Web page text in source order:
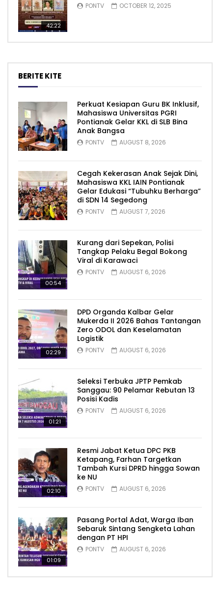
42:22
PONTV OCTOBER 12, 2025
BERITE KITE
Perkuat Kesiapan Guru BK Inklusif,
Mahasiswa Universitas PGRI
Pontianak Gelar KKL di SLB Bina
Anak Bangsa
PONTV AUGUST 8, 2026
Cegah Kekerasan Anak Sejak Dini,
Mahasiswa KKL IAIN Pontianak
Gelar Edukasi “Tubuhku Berharga”
di SDN 14 Segedong
PONTV AUGUST 7, 2026
00:54
Kurang dari Sepekan, Polisi
Tangkap Pelaku Begal Bokong
Viral di Karawaci
PONTV AUGUST 6, 2026
02:29
DPD Organda Kalbar Gelar
Mukerda II 2026 Bahas Tantangan
Zero ODOL dan Keselamatan
Logistik
PONTV AUGUST 6, 2026
01:21
Seleksi Terbuka JPTP Pemkab
Sanggau: 90 Pelamar Rebutan 13
Posisi Kadis
PONTV AUGUST 6, 2026
02:10
Resmi Jabat Ketua DPC PKB
Ketapang, Farhan Targetkan
Tambah Kursi DPRD hingga Sowan
ke NU
PONTV AUGUST 6, 2026
01:09
Pasang Portal Adat, Warga Iban
Sebaruk Sintang Sengketa Lahan
dengan PT HPI
PONTV AUGUST 6, 2026